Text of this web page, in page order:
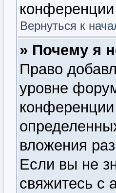
Вернуться к
» Почему я
Право
уровне
вложения
Если вы не
свяжитесь с